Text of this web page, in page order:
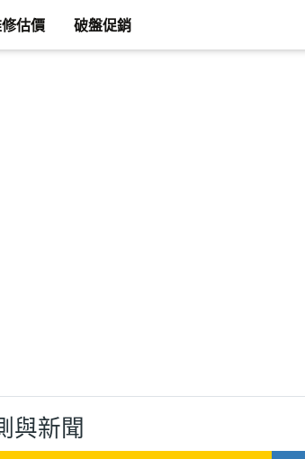
估價 破盤促銷
與新聞